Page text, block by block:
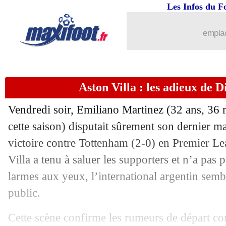
Les Infos du
Aston Villa : les adieux de
Vendredi soir, Emiliano Martinez (32 ans, 36
cette saison) disputait sûrement son dernier
victoire contre Tottenham (2-0) en Premier
Villa a tenu à saluer les supporters et n’a pas
larmes aux yeux, l’international argentin
public.
Cette scène confirme les rumeurs de départ
: sacre en C1, le club veut les
17/05 Lyon: les finances, Textor rassure
17/05 All.: Olise brille, Dortmund arrache
17/05 Real: la saison de Mbappé, l'avis
17/05 VIDEO : Müller, sa dernière en
17/05 Sunderland: Jobe Bellingham,
PSG : le jeune Camara va également